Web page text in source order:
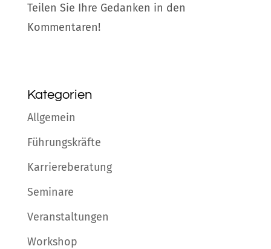
Teilen Sie Ihre Gedanken in den
Kommentaren!
Kategorien
Allgemein
Führungskräfte
Karriereberatung
Seminare
Veranstaltungen
Workshop